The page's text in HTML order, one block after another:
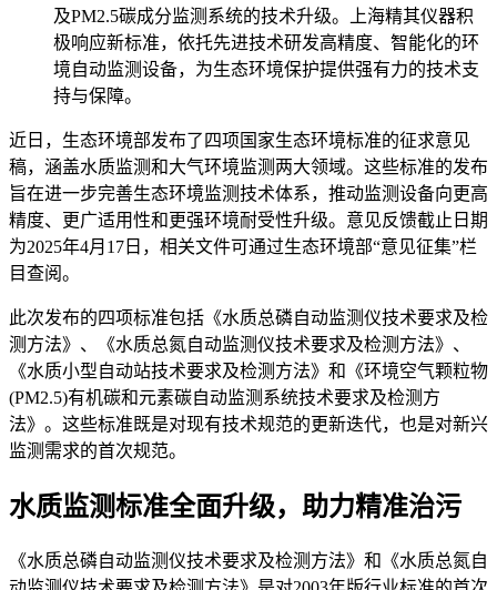
及PM2.5碳成分监测系统的技术升级。上海精其仪器积
极响应新标准，依托先进技术研发高精度、智能化的环
境自动监测设备，为生态环境保护提供强有力的技术支
持与保障。
近日，生态环境部发布了四项国家生态环境标准的征求意见
稿，涵盖水质监测和大气环境监测两大领域。这些标准的发布
旨在进一步完善生态环境监测技术体系，推动监测设备向更高
精度、更广适用性和更强环境耐受性升级。意见反馈截止日期
为2025年4月17日，相关文件可通过生态环境部“意见征集”栏
目查阅。
此次发布的四项标准包括《水质总磷自动监测仪技术要求及检
测方法》、《水质总氮自动监测仪技术要求及检测方法》、
《水质小型自动站技术要求及检测方法》和《环境空气颗粒物
(PM2.5)有机碳和元素碳自动监测系统技术要求及检测方
法》。这些标准既是对现有技术规范的更新迭代，也是对新兴
监测需求的首次规范。
水质监测标准全面升级，助力精准治污
《水质总磷自动监测仪技术要求及检测方法》和《水质总氮自